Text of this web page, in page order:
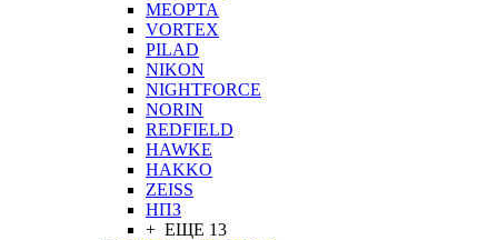
MEOPTA
VORTEX
PILAD
NIKON
NIGHTFORCE
NORIN
REDFIELD
HAWKE
HAKKO
ZEISS
НПЗ
+ ЕЩЕ 13